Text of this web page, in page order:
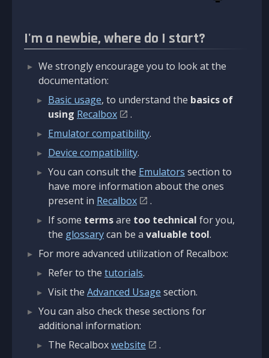
I'm a newbie, where do I start?
We strongly encourage you to look at the
documentation:
Basic usage, to understand the basics of
using Recalbox
.
Emulator compatibility.
Device compatibility.
You can consult the Emulators section to
have more information about the ones
present in Recalbox
.
If some termsare too technical for you,
the glossarycan be a valuable tool.
For more advanced utilization of Recalbox:
Refer to the tutorials.
Visit the Advanced Usage section.
You can also check these sections for
additional information:
The Recalboxwebsite
.